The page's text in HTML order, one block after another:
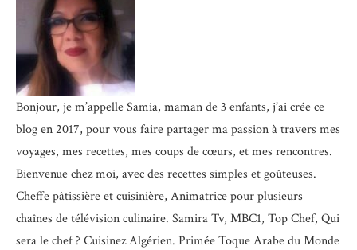
Bonjour, je m’appelle Samia, maman de 3 enfants, j’ai crée ce
blog en 2017, pour vous faire partager ma passion à travers mes
voyages, mes recettes, mes coups de cœurs, et mes rencontres.
Bienvenue chez moi, avec des recettes simples et goûteuses.
Cheffe pâtissière et cuisinière, Animatrice pour plusieurs
chaînes de télévision culinaire. Samira Tv, MBC1, Top Chef, Qui
sera le chef ? Cuisinez Algérien. Primée Toque Arabe du Monde